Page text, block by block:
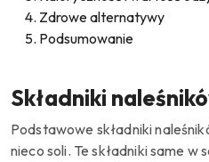
Zdrowe alternatywy
Podsumowanie
Składniki
Podstawowe składniki
nieco soli. Te składniki same w